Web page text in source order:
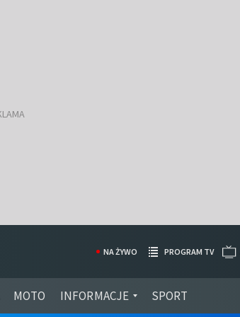
MOTO INFORMACJE SPORT
NA ŻYWO PROGRAM TV